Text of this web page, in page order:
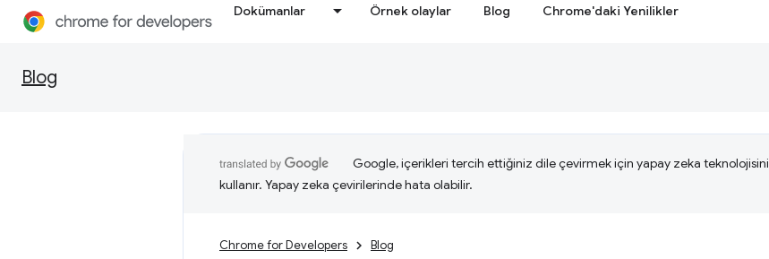
Dokümanlar Örnek olaylar Blog Chrome'daki Yenilikler
Blog
Google, içerikleri tercih ettiğiniz dile çevirmek için yapay zeka teknolojisini
kullanır. Yapay zeka çevirilerinde hata olabilir.
Chrome for Developers Blog